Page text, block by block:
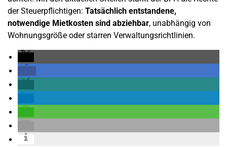
der Steuerpflichtigen: Tatsächlich entstandene,
notwendige Mietkosten sind abziehbar, unabhängig von
Wohnungsgröße oder starren Verwaltungsrichtlinien.